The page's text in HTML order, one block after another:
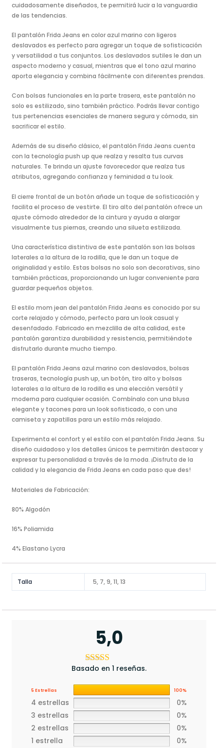
cuidadosamente diseñados, te permitirá lucir a la vanguardia
de las tendencias.
El pantalón Frida Jeans en color azul marino con ligeros
deslavados es perfecto para agregar un toque de sofisticación
y versatilidad a tus conjuntos. Los deslavados sutiles le dan un
aspecto moderno y casual, mientras que el tono azul marino
aporta elegancia y combina fácilmente con diferentes prendas.
Con bolsas funcionales en la parte trasera, este pantalón no
solo es estilizado, sino también práctico. Podrás llevar contigo
tus pertenencias esenciales de manera segura y cómoda, sin
sacrificar el estilo.
Además de su diseño clásico, el pantalón Frida Jeans cuenta
con la tecnología push up que realza y resalta tus curvas
naturales. Te brinda un ajuste favorecedor que realza tus
atributos, agregando confianza y feminidad a tu look.
El cierre frontal de un botón añade un toque de sofisticación y
facilita el proceso de vestirte. El tiro alto del pantalón ofrece un
ajuste cómodo alrededor de la cintura y ayuda a alargar
visualmente tus piernas, creando una silueta estilizada.
Una característica distintiva de este pantalón son las bolsas
laterales a la altura de la rodilla, que le dan un toque de
originalidad y estilo. Estas bolsas no solo son decorativas, sino
también prácticas, proporcionando un lugar conveniente para
guardar pequeños objetos.
El estilo mom jean del pantalón Frida Jeans es conocido por su
corte relajado y cómodo, perfecto para un look casual y
desenfadado. Fabricado en mezclilla de alta calidad, este
pantalón garantiza durabilidad y resistencia, permitiéndote
disfrutarlo durante mucho tiempo.
El pantalón Frida Jeans azul marino con deslavados, bolsas
traseras, tecnología push up, un botón, tiro alto y bolsas
laterales a la altura de la rodilla es una elección versátil y
moderna para cualquier ocasión. Combínalo con una blusa
elegante y tacones para un look sofisticado, o con una
camiseta y zapatillas para un estilo más relajado.
Experimenta el confort y el estilo con el pantalón Frida Jeans. Su
diseño cuidadoso y los detalles únicos te permitirán destacar y
expresar tu personalidad a través de la moda. ¡Disfruta de la
calidad y la elegancia de Frida Jeans en cada paso que des!
Materiales de Fabricación:
80% Algodón
16% Poliamida
4% Elastano Lycra
Talla 5, 7, 9, 11, 13
5,0
Basado en 1 reseñas.
5 Estrellas 100%
4 estrellas
0%
3 estrellas
0%
2 estrellas
0%
1 estrella
0%